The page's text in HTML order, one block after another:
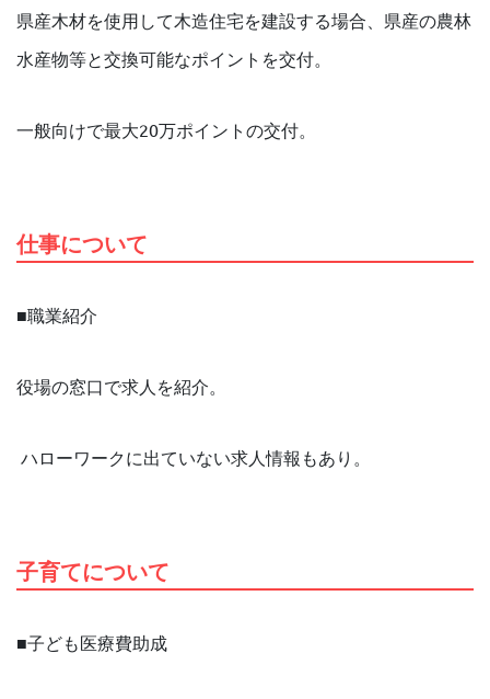
県産木材を使用して木造住宅を建設する場合、県産の農林
水産物等と交換可能なポイントを交付。
一般向けで最大20万ポイントの交付。
仕事について
■職業紹介
役場の窓口で求人を紹介。
ハローワークに出ていない求人情報もあり。
子育てについて
■子ども医療費助成